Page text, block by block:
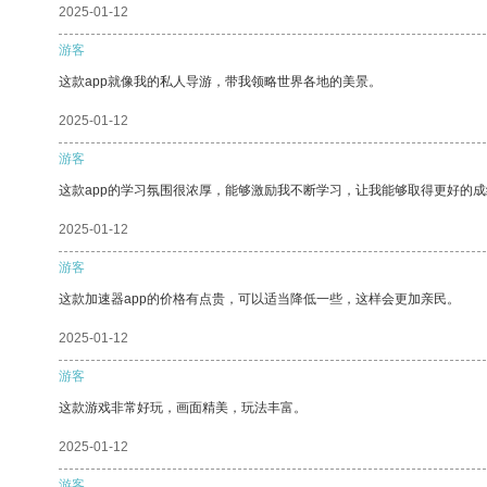
2025-01-12
游客
这款app就像我的私人导游，带我领略世界各地的美景。
2025-01-12
游客
这款app的学习氛围很浓厚，能够激励我不断学习，让我能够取得更好的
2025-01-12
游客
这款加速器app的价格有点贵，可以适当降低一些，这样会更加亲民。
2025-01-12
游客
这款游戏非常好玩，画面精美，玩法丰富。
2025-01-12